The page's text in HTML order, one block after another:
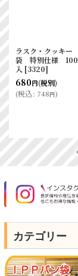
ラスク・クッキー
袋 特別仕様 100
入 [3320]
680円(税別)
(税込: 748円)
カテゴリー